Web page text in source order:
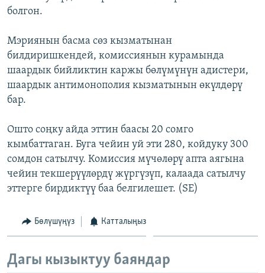
АЗАТТЫК+
ЭЕ/АРнун бардык сайттары
болгон.
Мэриянын басма сөз кызматынан
билдиришкендей, комиссиянын курамында
шаардык бийликтин каржы бөлүмүнүн адистери,
шаардык антимонополия кызматынын өкүлдөрү
бар.
Ошто соңку айда эттин баасы 20 сомго
кымбаттаган. Буга чейин уй эти 280, койдуку 300
сомдон сатылчу. Комиссия мүчөлөрү апта аягына
чейин текшерүүлөрдү жүргүзүп, калаада сатылчу
эттерге бирдиктүү баа белгилешет. (SE)
Бөлүшүңүз Катталыңыз
Дагы кызыктуу баяндар